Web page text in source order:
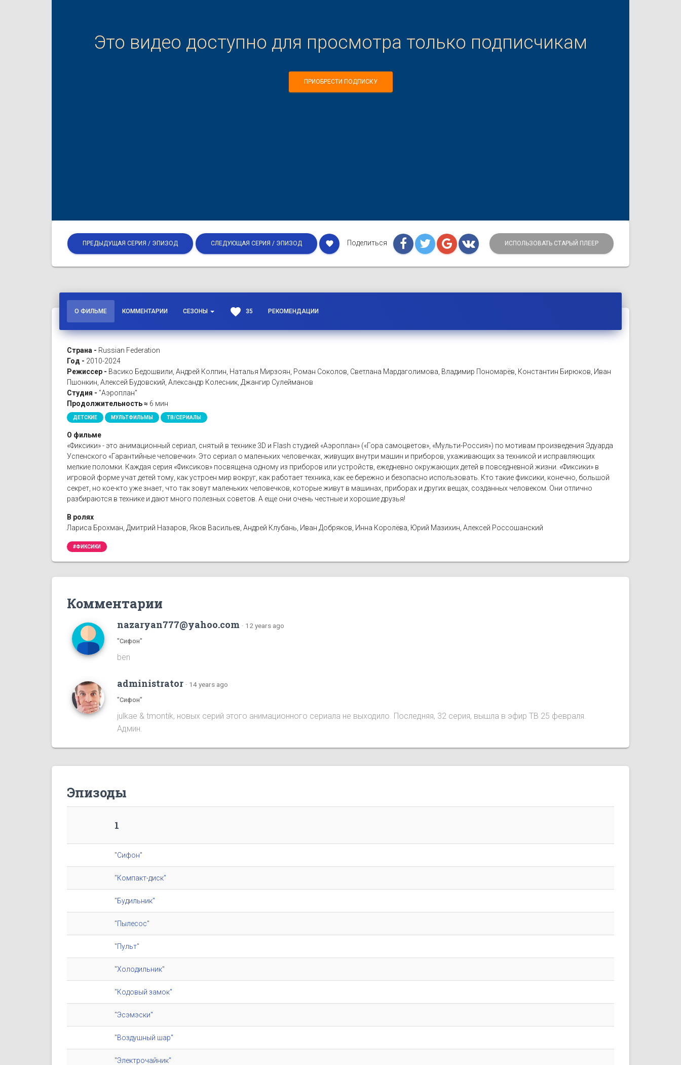
Это видео доступно для просмотра только подписчикам
ПРИОБРЕСТИ ПОДПИСКУ
ПРЕДЫДУЩАЯ СЕРИЯ / ЭПИЗОД СЛЕДУЮЩАЯ СЕРИЯ / ЭПИЗОД favorite Поделиться ИСПОЛЬЗОВАТЬ СТАРЫЙ ПЛЕЕР
О ФИЛЬМЕ КОММЕНТАРИИ СЕЗОНЫ favorite 35 РЕКОМЕНДАЦИИ
Страна - Russian Federation
Год - 2010-2024
Режиссер - Васико Бедошвили, Андрей Колпин, Наталья Мирзоян, Роман Соколов, Светлана Мардаголимова, Владимир Пономарёв, Константин Бирюков, Иван
Пшонкин, Алексей Будовский, Александр Колесник, Джангир Сулейманов
Студия - "Аэроплан"
Продолжительность ≈ 6 мин
ДЕТСКИЕ МУЛЬТФИЛЬМЫ ТВ/СЕРИАЛЫ
О фильме
«Фиксики» - это анимационный сериал, снятый в технике 3D и Flash студией «Аэроплан» («Гора самоцветов», «Мульти-Россия») по мотивам произведения Эдуарда
Успенского «Гарантийные человечки». Это сериал о маленьких человечках, живущих внутри машин и приборов, ухаживающих за техникой и исправляющих
мелкие поломки. Каждая серия «Фиксиков» посвящена одному из приборов или устройств, ежедневно окружающих детей в повседневной жизни. «Фиксики» в
игровой форме учат детей тому, как устроен мир вокруг, как работает техника, как ее бережно и безопасно использовать. Кто такие фиксики, конечно, большой
секрет, но кое-кто уже знает, что так зовут маленьких человечков, которые живут в машинах, приборах и других вещах, созданных человеком. Они отлично
разбираются в технике и дают много полезных советов. А еще они очень честные и хорошие друзья!
В ролях
Лариса Брохман, Дмитрий Назаров, Яков Васильев, Андрей Клубань, Иван Добряков, Инна Королёва, Юрий Мазихин, Алексей Россошанский
#ФИКСИКИ
Комментарии
nazaryan777@yahoo.com · 12 years ago
"Сифон"
ben
administrator · 14 years ago
"Сифон"
julkae & tmontik, новых серий этого анимационного сериала не выходило. Последняя, 32 серия, вышла в эфир ТВ 25 февраля.
Админ.
Эпизоды
1
"Сифон"
"Компакт-диск"
"Будильник"
"Пылесос"
"Пульт"
"Холодильник"
"Кодовый замок"
"Эсэмэски"
"Воздушный шар"
"Электрочайник"